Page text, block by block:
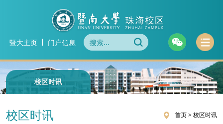
暨大主页 门户信息
校区时讯
校区时讯 首页>校区时讯